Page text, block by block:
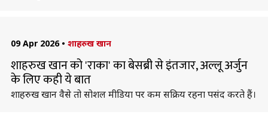
09 Apr 2026 • शाहरुख खान
शाहरुख खान को 'राका' का बेसब्री से इंतजार, अल्लू अर्जुन
के लिए कही ये बात
शाहरुख खान वैसे तो सोशल मीडिया पर कम सक्रिय रहना पसंद करते हैं।